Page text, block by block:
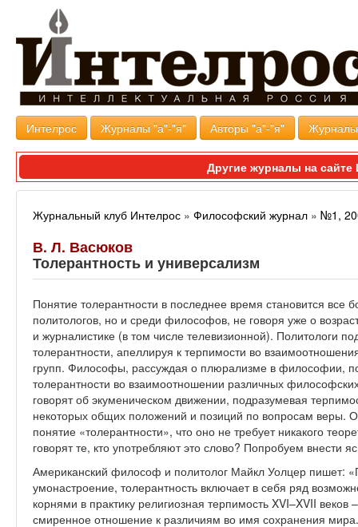
Интелрос Журналы "а"-"я" Авторы "а"-"я"
Другие журналы на
Журнальный клуб Интелрос » Философский журнал » №1,
В. Л. Васюков
Толерантность и универсализм
Понятие толерантности в последнее время становится все
политологов, но и среди философов, не говоря уже о
и журналистике (в том числе телевизионной). Политологи
толерантности, апеллируя к терпимости во
групп. Философы, рассуждая о плюрализме в философии,
толерантности во взаимоотношении различных
говорят об экуменическом движении, подразумевая
некоторых общих положений и позиций по вопросам веры.
понятие «толерантности», что оно не требует никакого
говорят те, кто употребляют это слово? Попробуем внести
Американский философ и политолог Майкл Уолцер пишет:
умонастроение, толерантность включает в себя ряд
корнями в практику религиозная терпимость XVI–XVII веков
смиренное отношение к различиям во имя сохранения